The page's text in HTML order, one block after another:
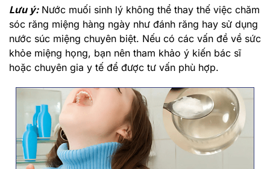
Lưu ý:Nước muối sinh lý không thể thay thế việc chăm
sóc răng miệng hàng ngày như đánh răng hay sử dụng
nước súc miệng chuyên biệt. Nếu có các vấn đề về sức
khỏe miệng họng, bạn nên tham khảo ý kiến bác sĩ
hoặc chuyên gia y tế để được tư vấn phù hợp.